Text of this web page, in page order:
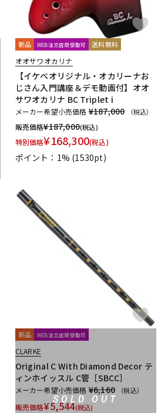
新品 WEB注文店頭受取可 送料無料
オオサワオカリナ
【イケベオリジナル・オカリーナお
じさん入門講座＆デモ動画付】オオ
サワオカリナ BC Triplet i
メーカー希望小売価格 ¥187,000 （税込）
販売価格¥187,000(税込)
特別価格¥168,300(税込)
ポイント：1% (1530pt)
SOLD OUT
新品 WEB注文店頭受取可
CLARKE
Original C With Diamond Decor テ
ィンホイッスル C管［SBCC］
メーカー希望小売価格 ¥6,160 （税込）
販売価格¥5,544(税込)